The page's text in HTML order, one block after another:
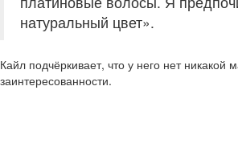
натуральный цвет».
Кайл подчёркивает, что у него нет никакой
заинтересованности.